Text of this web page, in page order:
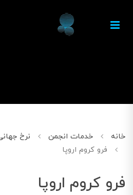
خانه خدمات انجمن نرخ جهانی
فرو کروم اروپا
فرو کروم اروپا